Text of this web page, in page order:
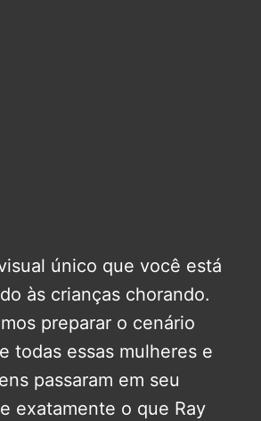
único que você está
às crianças chorando.
preparar o cenário
todas essas mulheres e
passaram em seu
exatamente o que Ray